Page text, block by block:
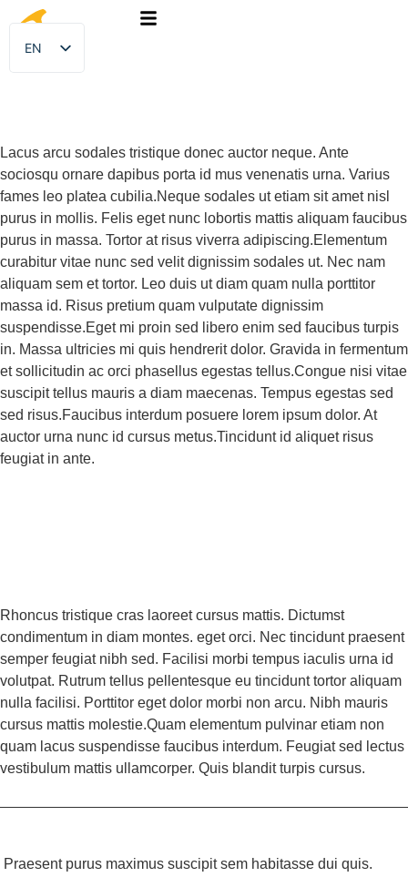
EN
FR
Lacus arcu sodales tristique donec auctor neque. Ante
sociosqu ornare dapibus porta id mus venenatis urna. Varius
fames leo platea cubilia.Neque sodales ut etiam sit amet nisl
purus in mollis. Felis eget nunc lobortis mattis aliquam faucibus
purus in massa. Tortor at risus viverra adipiscing.Elementum
curabitur vitae nunc sed velit dignissim sodales ut. Nec nam
aliquam sem et tortor. Leo duis ut diam quam nulla porttitor
massa id. Risus pretium quam vulputate dignissim
suspendisse.Eget mi proin sed libero enim sed faucibus turpis
in. Massa ultricies mi quis hendrerit dolor. Gravida in fermentum
et sollicitudin ac orci phasellus egestas tellus.Congue nisi vitae
suscipit tellus mauris a diam maecenas. Tempus egestas sed
sed risus.Faucibus interdum posuere lorem ipsum dolor. At
auctor urna nunc id cursus metus.Tincidunt id aliquet risus
feugiat in ante.
Rhoncus tristique cras laoreet cursus mattis. Dictumst
condimentum in diam montes. eget orci. Nec tincidunt praesent
semper feugiat nibh sed. Facilisi morbi tempus iaculis urna id
volutpat. Rutrum tellus pellentesque eu tincidunt tortor aliquam
nulla facilisi. Porttitor eget dolor morbi non arcu. Nibh mauris
cursus mattis molestie.Quam elementum pulvinar etiam non
quam lacus suspendisse faucibus interdum. Feugiat sed lectus
vestibulum mattis ullamcorper. Quis blandit turpis cursus.
Praesent purus maximus suscipit sem habitasse dui quis.